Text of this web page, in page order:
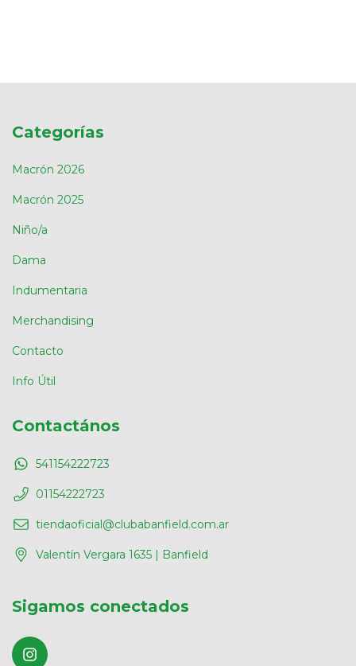
Categorías
Macrón 2026
Macrón 2025
Niño/a
Dama
Indumentaria
Merchandising
Contacto
Info Útil
Contactános
541154222723
01154222723
tiendaoficial@clubabanfield.com.ar
Valentín Vergara 1635 | Banfield
Sigamos conectados